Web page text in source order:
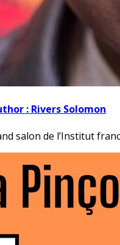
: Rivers Solomon
salon de l’Institut